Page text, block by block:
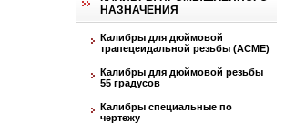
НАЗНАЧЕНИЯ
Калибры для дюймовой
трапецеидальной резьбы (АСМЕ)
Калибры для дюймовой резьбы
55 градусов
Калибры специальные по
чертежу